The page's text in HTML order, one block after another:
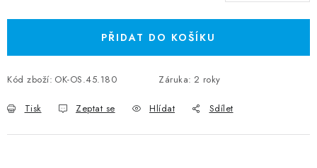
PŘIDAT DO KOŠÍKU
Kód zboží: OK-OS.45.180 Záruka: 2 roky
Tisk Zeptat se Hlídat Sdílet